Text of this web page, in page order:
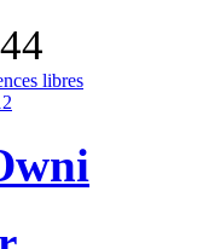
libres